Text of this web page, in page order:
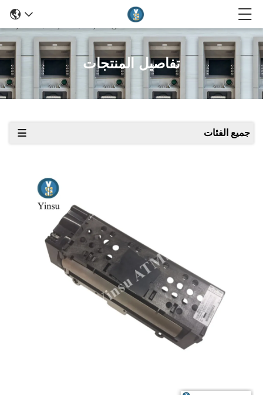
تفاصيل المنتجات
جميع الفئات